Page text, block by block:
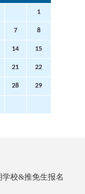
1
7 8
14 15
21 22
28 29
学校&推免生报名